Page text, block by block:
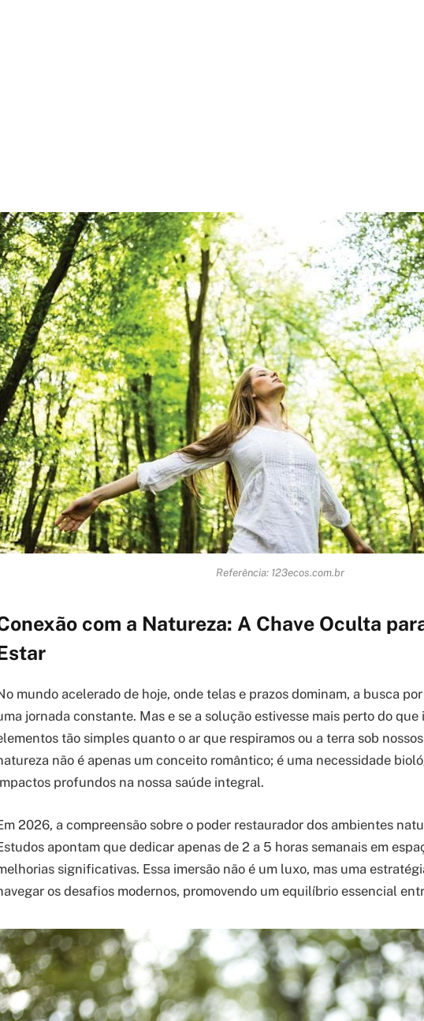
Referência: 123ecos.com.br
com a Natureza: A Chave Oculta
mundo acelerado de hoje, onde telas e prazos dominam, a busca
jornada constante. Mas e se a solução estivesse mais perto do que
tão simples quanto o ar que respiramos ou a terra sob
não é apenas um conceito romântico; é uma necessidade
profundos na nossa saúde integral.
2026, a compreensão sobre o poder restaurador dos ambientes
apontam que dedicar apenas de 2 a 5 horas semanais em
significativas. Essa imersão não é um luxo, mas uma
os desafios modernos, promovendo um equilíbrio essencial